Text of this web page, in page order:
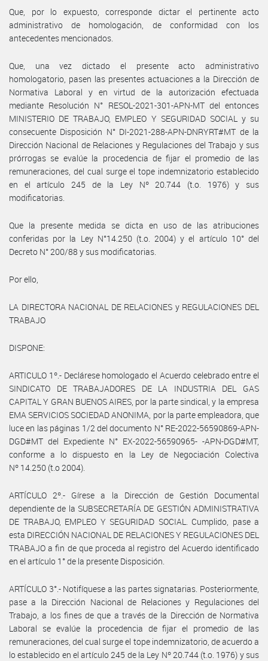
Que, por lo expuesto, corresponde dictar el pertinente acto
administrativo de homologación, de conformidad con los
antecedentes mencionados.
Que, una vez dictado el presente acto administrativo
homologatorio, pasen las presentes actuaciones a la Dirección de
Normativa Laboral y en virtud de la autorización efectuada
mediante Resolución N° RESOL-2021-301-APN-MT del entonces
MINISTERIO DE TRABAJO, EMPLEO Y SEGURIDAD SOCIAL y su
consecuente Disposición N° DI-2021-288-APN-DNRYRT#MT de la
Dirección Nacional de Relaciones y Regulaciones del Trabajo y sus
prórrogas se evalúe la procedencia de fijar el promedio de las
remuneraciones, del cual surge el tope indemnizatorio establecido
en el artículo 245 de la Ley Nº 20.744 (t.o. 1976) y sus
modificatorias.
Que la presente medida se dicta en uso de las atribuciones
conferidas por la Ley N°14.250 (t.o. 2004) y el artículo 10° del
Decreto N° 200/88 y sus modificatorias.
Por ello,
LA DIRECTORA NACIONAL DE RELACIONES y REGULACIONES DEL
TRABAJO
DISPONE:
ARTICULO 1º.- Declárese homologado el Acuerdo celebrado entre el
SINDICATO DE TRABAJADORES DE LA INDUSTRIA DEL GAS
CAPITAL Y GRAN BUENOS AIRES, por la parte sindical, y la empresa
EMA SERVICIOS SOCIEDAD ANONIMA, por la parte empleadora, que
luce en las páginas 1/2 del documento N° RE-2022-56590869-APN-
DGD#MT del Expediente N° EX-2022-56590965- -APN-DGD#MT,
conforme a lo dispuesto en la Ley de Negociación Colectiva
Nº 14.250 (t.o 2004).
ARTÍCULO 2º.- Gírese a la Dirección de Gestión Documental
dependiente de la SUBSECRETARÍA DE GESTIÓN ADMINISTRATIVA
DE TRABAJO, EMPLEO Y SEGURIDAD SOCIAL. Cumplido, pase a
esta DIRECCIÓN NACIONAL DE RELACIONES Y REGULACIONES DEL
TRABAJO a fin de que proceda al registro del Acuerdo identificado
en el artículo 1° de la presente Disposición.
ARTÍCULO 3°.- Notifíquese a las partes signatarias. Posteriormente,
pase a la Dirección Nacional de Relaciones y Regulaciones del
Trabajo, a los fines de que a través de la Dirección de Normativa
Laboral se evalúe la procedencia de fijar el promedio de las
remuneraciones, del cual surge el tope indemnizatorio, de acuerdo a
lo establecido en el artículo 245 de la Ley Nº 20.744 (t.o. 1976) y sus